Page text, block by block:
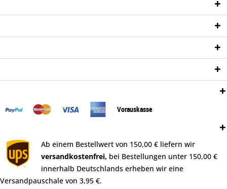
Vorauskasse
Ab einem Bestellwert von 150,00 € liefern wir
versandkostenfrei, bei Bestellungen unter 150,00 €
innerhalb Deutschlands erheben wir eine
Versandpauschale von 3,95 €.